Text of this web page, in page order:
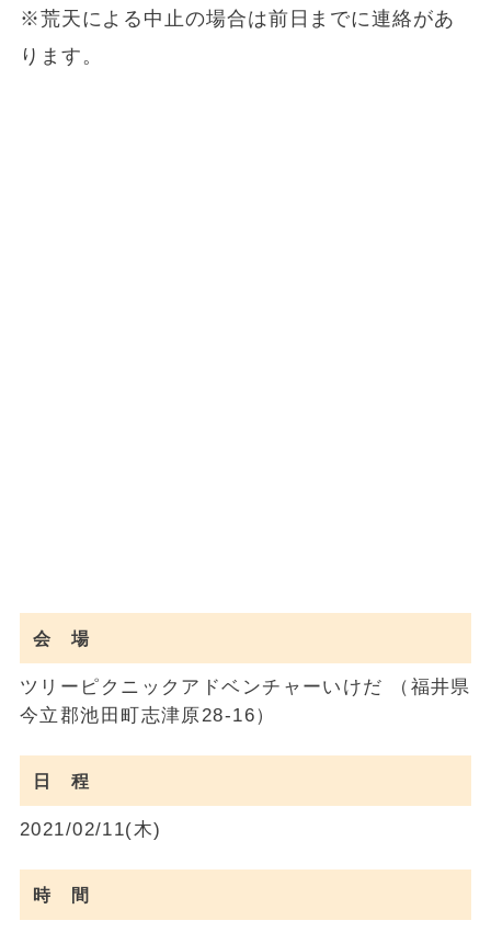
※荒天による中止の場合は前日までに連絡があ
ります。
会 場
ツリーピクニックアドベンチャーいけだ （福井県
今立郡池田町志津原28-16）
日 程
2021/02/11(木)
時 間